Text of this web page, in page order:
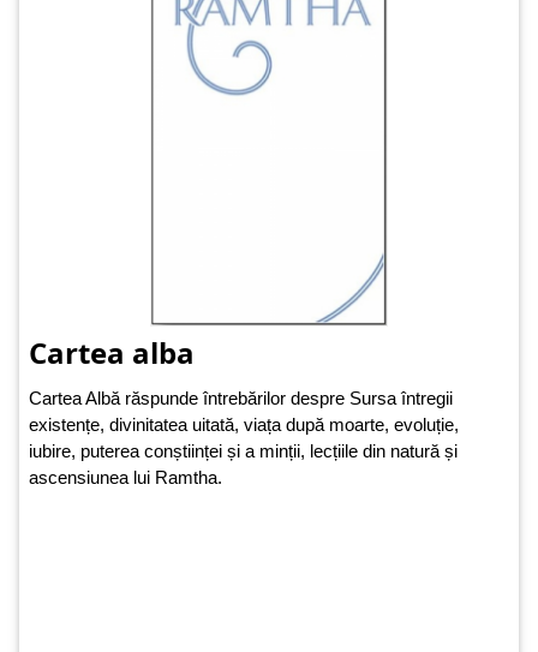
Cartea alba
Cartea Albă răspunde întrebărilor despre Sursa întregii
existențe, divinitatea uitată, viața după moarte, evoluție,
iubire, puterea conștiinței și a minții, lecțiile din natură și
ascensiunea lui Ramtha.